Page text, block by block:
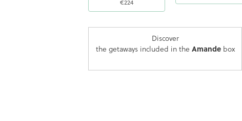
€224
Discover
the getaways included in the Amandebox